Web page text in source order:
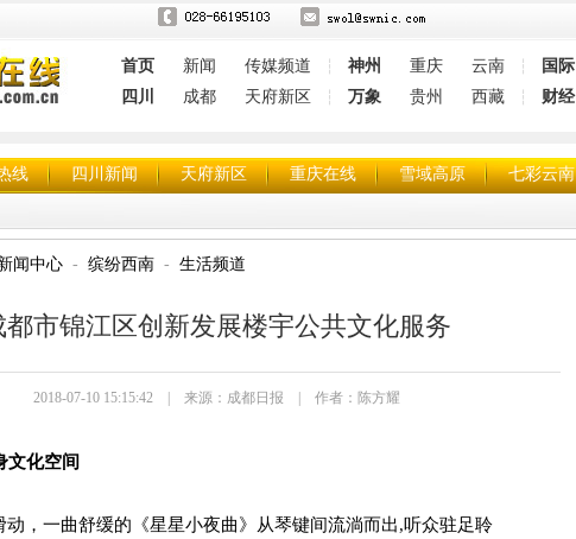
首页 新闻 传媒频道 ┆ 神州 重庆 云南 ┆ 国际
四川
成都 天府新区 ┆ 万象 贵州 西藏 ┆ 财经
线 四川新闻 天府新区 重庆在线 雪域高原 七彩云南
闻中心 缤纷西南 生活频道
都市锦江区创新发展楼宇公共文化服务
2018-07-10 15:15:42 | 来源：成都日报 | 作者：陈方耀
文化空间
动，一曲舒缓的《星星小夜曲》从琴键间流淌而出,听众驻足聆